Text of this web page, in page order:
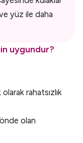
yüz ile daha
uygundur?
rahatsızlık
olan